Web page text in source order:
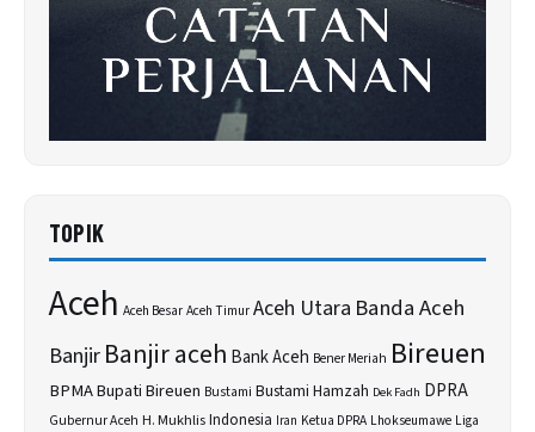
TOPIK
Aceh Aceh BesarAceh TimurAceh Utara Banda Aceh
BanjirBanjir aceh Bank Aceh Bener Meriah Bireuen
BPMABupati Bireuen Bustami Bustami Hamzah Dek Fadh DPRA
Gubernur Aceh H. MukhlisIndonesia Iran Ketua DPRA Lhokseumawe Liga